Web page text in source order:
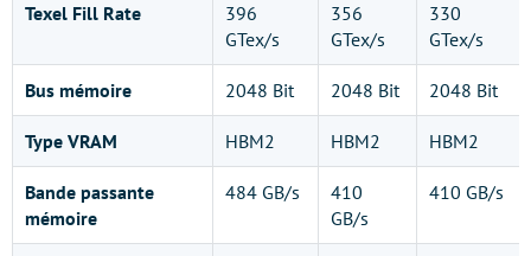
Texel Fill Rate
396
GTex/s
356
GTex/s
330
GTex/s
Bus mémoire 2048 Bit 2048 Bit 2048 Bit
Type VRAM HBM2 HBM2 HBM2
Bande passante
mémoire
484 GB/s
410
GB/s
410 GB/s